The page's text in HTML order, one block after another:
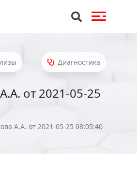
Диагностика
от 2021-05-25
А.А. от 2021-05-25 08:05:40